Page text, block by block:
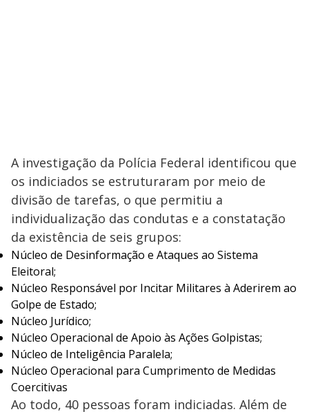
A investigação da Polícia Federal identificou que
os indiciados se estruturaram por meio de
divisão de tarefas, o que permitiu a
individualização das condutas e a constatação
da existência de seis grupos:
Núcleo de Desinformação e Ataques ao Sistema
Eleitoral;
Núcleo Responsável por Incitar Militares à Aderirem ao
Golpe de Estado;
Núcleo Jurídico;
Núcleo Operacional de Apoio às Ações Golpistas;
Núcleo de Inteligência Paralela;
Núcleo Operacional para Cumprimento de Medidas
Coercitivas
Ao todo, 40 pessoas foram indiciadas. Além de